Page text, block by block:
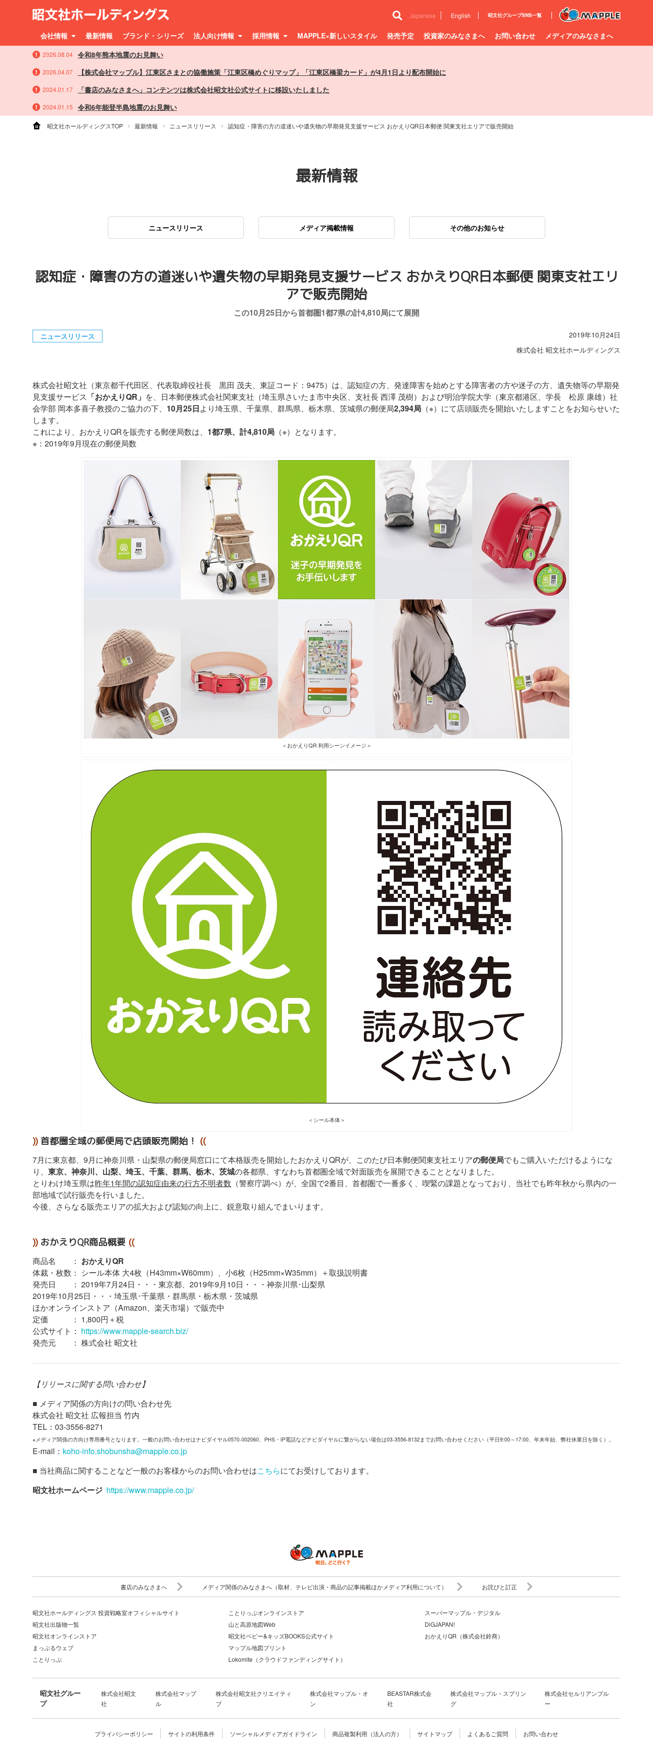
Japanese English 昭文社グループSNS一覧
会社情報 最新情報 ブランド・シリーズ 法人向け情報 採用情報 MAPPLE×新しいスタイル 発売予定 投資家のみなさまへ お問い合わせ メディアのみなさまへ
2026.08.04 令和8年熊本地震のお見舞い
2026.04.07 【株式会社マップル】江東区さまとの協働施策「江東区橋めぐりマップ」「江東区橋梁カード」が4月1日より配布開始に
2024.01.17 「書店のみなさまへ」コンテンツは株式会社昭文社公式サイトに移設いたしました
2024.01.15 令和6年能登半島地震のお見舞い
昭文社ホールディングスTOP 最新情報 ニュースリリース 認知症・障害の方の道迷いや遺失物の早期発見支援サービス おかえりQR日本郵便 関東支社エリアで販売開始
最新情報
ニュースリリース メディア掲載情報 その他のお知らせ
認知症・障害の方の道迷いや遺失物の早期発見支援サービス おかえりQR日本郵便 関東支社エリ
アで販売開始
この10月25日から首都圏1都7県の計4,810局にて展開
ニュースリリース
2019年10月24日
株式会社 昭文社ホールディングス
株式会社昭文社（東京都千代田区、代表取締役社長 黒田 茂夫、東証コード：9475）は、認知症の方、発達障害を始めとする障害者の方や迷子の方、遺失物等の早期発
見支援サービス 「おかえりQR」 を、日本郵便株式会社関東支社（埼玉県さいたま市中央区、支社長 西澤 茂樹）および明治学院大学（東京都港区、学長 松原 康雄）社
会学部 岡本多喜子教授のご協力の下、 10月25日より埼玉県、千葉県、群馬県、栃木県、茨城県の郵便局2,394局 （※）にて店頭販売を開始いたしますことをお知らせいた
します。
これにより、おかえりQRを販売する郵便局数は、 1都7県、計4,810局 （※）となります。
※：2019年9月現在の郵便局数
＜おかえりQR 利用シーンイメージ＞
＜シール本体＞
)) 首都圏全域の郵便局で店頭販売開始！ ((
7月に東京都、9月に神奈川県・山梨県の郵便局窓口にて本格販売を開始したおかえりQRが、このたび日本郵便関東支社エリアの郵便局でもご購入いただけるようにな
り、 東京、神奈川、山梨、埼玉、千葉、群馬、栃木、茨城の各都県、すなわち首都圏全域で対面販売を展開できることとなりました。
とりわけ埼玉県は昨年1年間の認知症由来の行方不明者数 （警察庁調べ）が、全国で2番目、首都圏で一番多く、喫緊の課題となっており、当社でも昨年秋から県内の一
部地域で試行販売を行いました。
今後、さらなる販売エリアの拡大および認知の向上に、鋭意取り組んでまいります。
)) おかえりQR商品概要 ((
商品名 ： おかえりQR
体裁・枚数： シール本体 大4枚（H43mm×W60mm）、小6枚（H25mm×W35mm）＋取扱説明書
発売日 ： 2019年7月24日・・・東京都、2019年9月10日・・・神奈川県･山梨県
2019年10月25日・・・埼玉県･千葉県・群馬県・栃木県・茨城県
ほかオンラインストア（Amazon、楽天市場）で販売中
定価 ： 1,800円＋税
公式サイト： https://www.mapple-search.biz/
発売元 ： 株式会社 昭文社
【リリースに関する問い合わせ】
■ メディア関係の方向けの問い合わせ先
株式会社 昭文社 広報担当 竹内
TEL：03-3556-8271
※メディア関係の方向け専用番号となります。一般のお問い合わせはナビダイヤル0570-002060、PHS・IP電話などナビダイヤルに繋がらない場合は03-3556-8132までお問い合わせください（平日9:00～17:00、年末年始、弊社休業日を除く）。
E-mail： koho-info.shobunsha@mapple.co.jp
■ 当社商品に関することなど一般のお客様からのお問い合わせはこちらにてお受けしております。
昭文社ホームページ https://www.mapple.co.jp/
書店のみなさまへ メディア関係のみなさまへ（取材、テレビ出演・商品の記事掲載ほかメディア利用について） お詫びと訂正
昭文社ホールディングス 投資戦略室オフィシャルサイト
昭文社出版物一覧
昭文社オンラインストア
まっぷるウェブ
ことりっぷ
ことりっぷオンラインストア
山と高原地図Web
昭文社ベビー&キッズBOOKS公式サイト
マップル地図プリント
Lokomite（クラウドファンディングサイト）
スーパーマップル・デジタル
DiGJAPAN!
おかえりQR（株式会社鈴商）
昭文社グルー
プ
株式会社昭文
社
株式会社マップ
ル
株式会社昭文社クリエイティ
ブ
株式会社マップル・オ
ン
BEASTAR株式会
社
株式会社マップル・スプリン
グ
株式会社セルリアンブル
ー
プライバシーポリシー サイトの利用条件 ソーシャルメディアガイドライン 商品複製利用（法人の方） サイトマップ よくあるご質問 お問い合わせ